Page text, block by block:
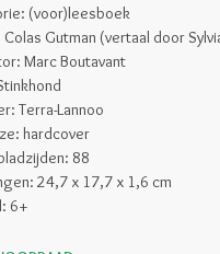
(voor)leesboek
Gutman (vertaal door
Marc Boutavant
Terra-Lannoo
hardcover
88
24,7 x 17,7 x 1,6 cm
6+